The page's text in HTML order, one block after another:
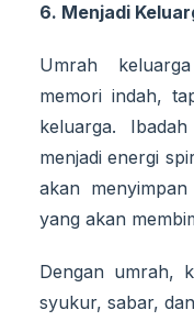
6. Menjadi
Umrah
memori indah,
keluarga.
menjadi energi
akan
yang akan
Dengan umrah,
syukur, sabar,